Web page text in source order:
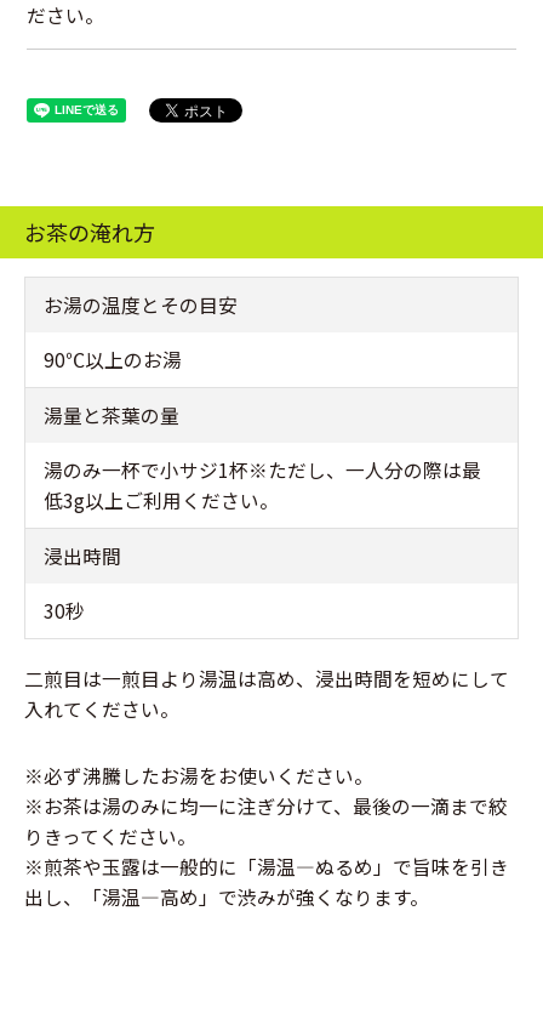
ださい。
お茶の淹れ方
お湯の温度とその目安
90℃以上のお湯
湯量と茶葉の量
湯のみ一杯で小サジ1杯※ただし、一人分の際は最
低3g以上ご利用ください。
浸出時間
30秒
二煎目は一煎目より湯温は高め、浸出時間を短めにして
入れてください。
※必ず沸騰したお湯をお使いください。
※お茶は湯のみに均一に注ぎ分けて、最後の一滴まで絞
りきってください。
※煎茶や玉露は一般的に「湯温―ぬるめ」で旨味を引き
出し、「湯温―高め」で渋みが強くなります。